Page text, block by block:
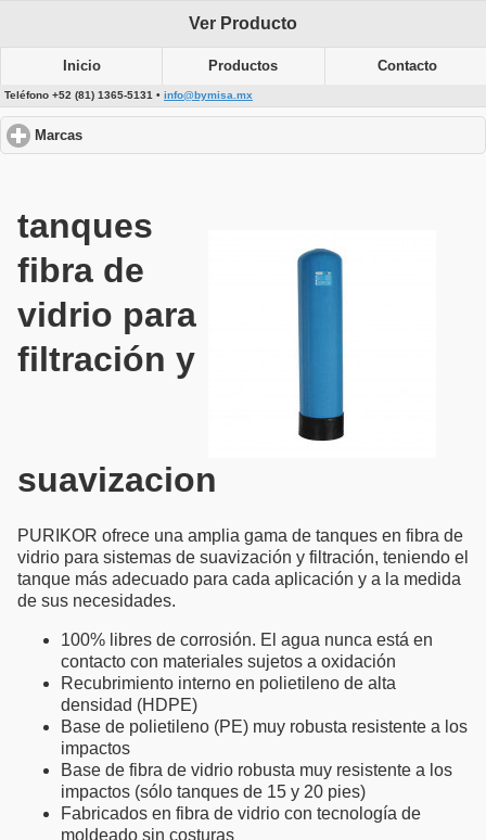
Ver Producto
Inicio Productos Contacto
Teléfono +52 (81) 1365-5131 • info@bymisa.mx
Marcas
tanques
fibra de
vidrio para
filtración y
suavizacion
PURIKOR ofrece una amplia gama de tanques en fibra de
vidrio para sistemas de suavización y filtración, teniendo el
tanque más adecuado para cada aplicación y a la medida
de sus necesidades.
100% libres de corrosión. El agua nunca está en
contacto con materiales sujetos a oxidación
Recubrimiento interno en polietileno de alta
densidad (HDPE)
Base de polietileno (PE) muy robusta resistente a los
impactos
Base de fibra de vidrio robusta muy resistente a los
impactos (sólo tanques de 15 y 20 pies)
Fabricados en fibra de vidrio con tecnología de
moldeado sin costuras